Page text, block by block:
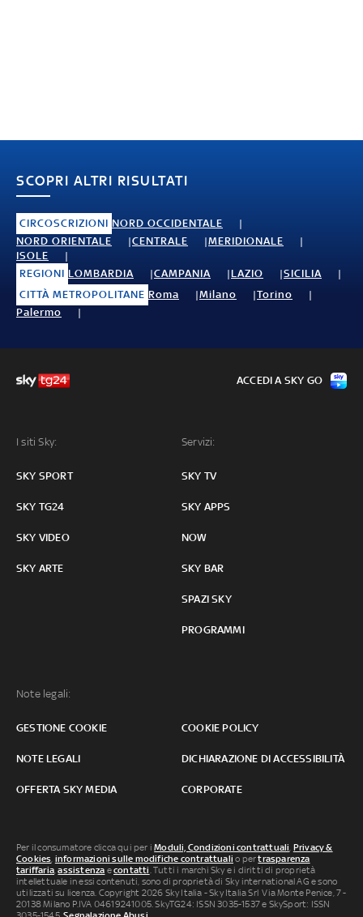
SCOPRI ALTRI RISULTATI
CIRCOSCRIZIONI NORD OCCIDENTALE
NORD ORIENTALE
CENTRALE
MERIDIONALE
ISOLE
REGIONI LOMBARDIA CAMPANIA LAZIO
SICILIA
CITTÀ METROPOLITANE Roma Milano
Torino
Palermo
I siti Sky:
SKY SPORT
SKY TG24
SKY VIDEO
SKY ARTE
Servizi:
SKY TV
SKY APPS
NOW
SKY BAR
SPAZI SKY
PROGRAMMI
Note legali:
GESTIONE COOKIE COOKIE POLICY
NOTE LEGALI DICHIARAZIONE DI ACCESSIBILITÀ
OFFERTA SKY MEDIA CORPORATE
ACCEDI A SKY GO
Per il consumatore clicca qui per iModuli, Condizioni contrattuali, Privacy &
Cookies, informazioni sulle modifiche contrattuali o pertrasparenza
tariffaria,assistenza econtatti. Tutti i marchi Sky e i diritti di proprietà
intellettuale in essi contenuti, sono di proprietà di Sky international AG e sono
utilizzati su licenza. Copyright 2026 Sky Italia - Sky Italia Srl Via Monte Penice, 7 -
20138 Milano P.IVA 04619241005. SkyTG24: ISSN 3035-1537 e SkySport: ISSN